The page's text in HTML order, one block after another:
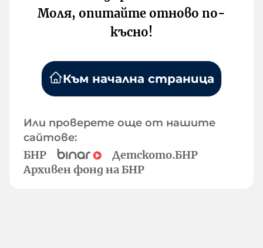
Моля, опитайте отново по-
късно!
Към начална страница
Или проверете още от нашите
сайтове:
БНР
Детското.БНР
Архивен фонд на БНР